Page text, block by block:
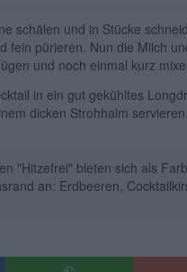
schälen und in Stücke
fein pürieren. Nun die Milch
und noch einmal kurz
in ein gut gekühltes
dicken Strohhalm servieren.
"Hitzefrei" bieten sich als
an: Erdbeeren,